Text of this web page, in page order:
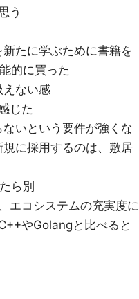
う
たに学ぶために書籍を
的に買った
えない感
じた
いという要件が強くな
に採用するのは、敷居
ら別
エコシステムの充実度に
やGolangと比べると